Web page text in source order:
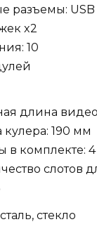
разъемы: USB
x2
10
длина
190 мм
в комплекте:
слотов
стекло